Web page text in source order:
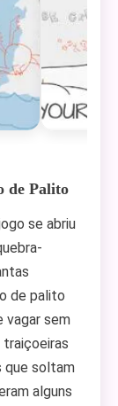
de Palito
se abriu
de palito
vagar sem
traiçoeiras
que soltam
alguns